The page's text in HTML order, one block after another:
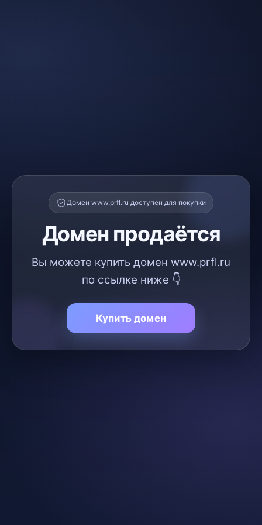
Домен www.prfl.ru доступен для покупки
Домен продаётся
Вы можете купить домен www.prfl.ru
по ссылке ниже 👇
Купить домен